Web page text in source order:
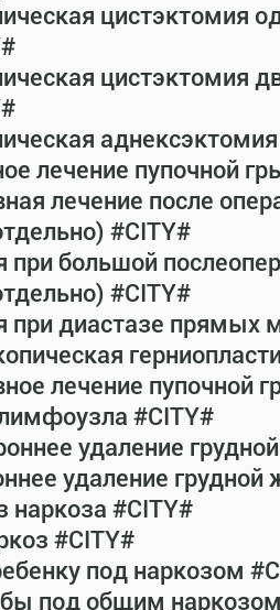
цистэктомия
цистэктомия
лечение пупочной
лечение после
#CITY#
при большой
#CITY#
при диастазе прямых
лечение пупочной
#CITY#
удаление
удаление
наркоза #CITY#
#CITY#
под наркозом
под общим